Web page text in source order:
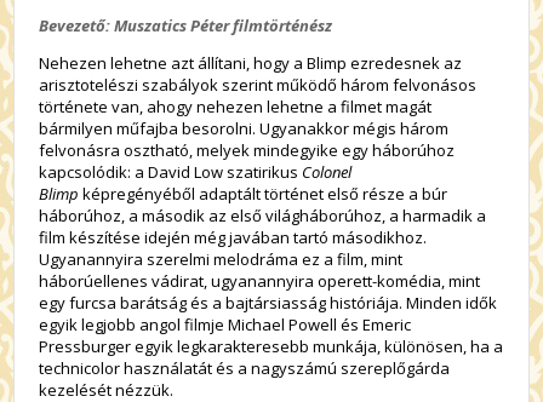
Bevezető: Muszatics Péter filmtörténész
Nehezen lehetne azt állítani, hogy a Blimp ezredesnek az
arisztotelészi szabályok szerint működő három felvonásos
története van, ahogy nehezen lehetne a filmet magát
bármilyen műfajba besorolni. Ugyanakkor mégis három
felvonásra osztható, melyek mindegyike egy háborúhoz
kapcsolódik: a David Low szatirikus Colonel
Blimp képregényéből adaptált történet első része a búr
háborúhoz, a második az első világháborúhoz, a harmadik a
film készítése idején még javában tartó másodikhoz.
Ugyanannyira szerelmi melodráma ez a film, mint
háborúellenes vádirat, ugyanannyira operett-komédia, mint
egy furcsa barátság és a bajtársiasság históriája. Minden idők
egyik legjobb angol filmje Michael Powell és Emeric
Pressburger egyik legkarakteresebb munkája, különösen, ha a
technicolor használatát és a nagyszámú szereplőgárda
kezelését nézzük.